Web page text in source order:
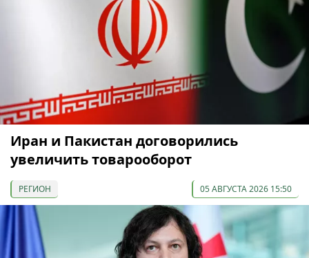
Иран и Пакистан договорились
увеличить товарооборот
РЕГИОН 05 АВГУСТА 2026 15:50